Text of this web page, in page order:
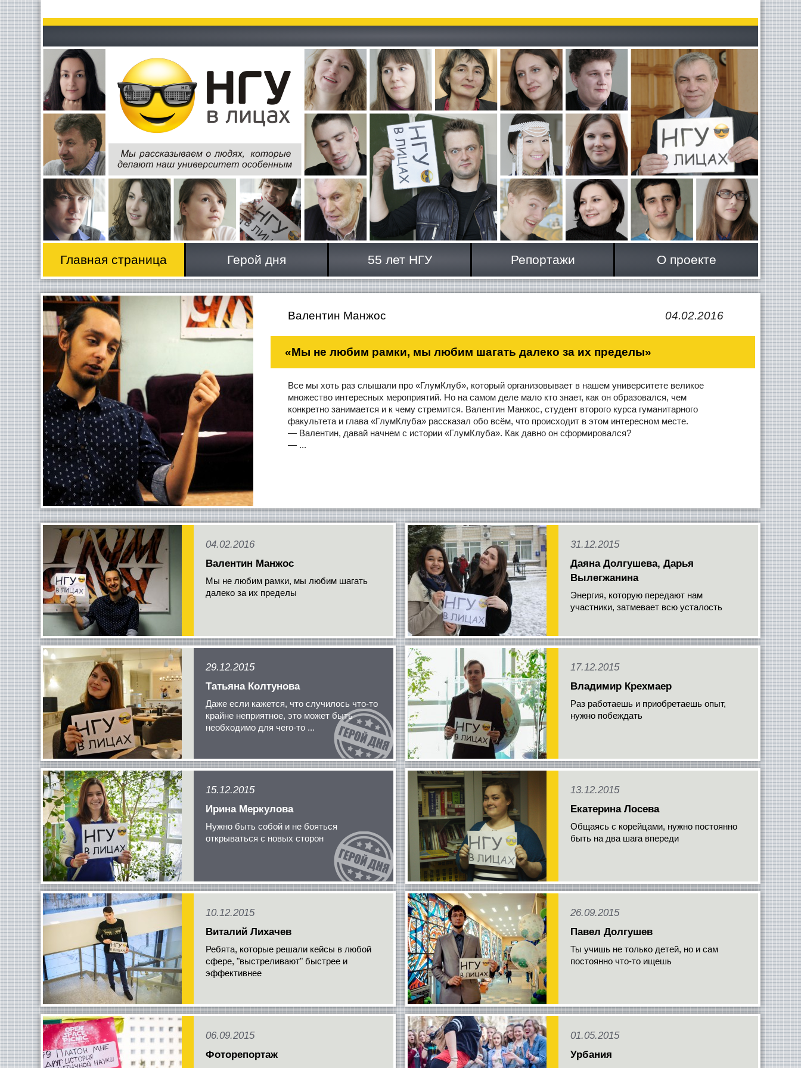
Главная страница Герой дня 55 лет НГУ Репортажи О проекте
Валентин Манжос 04.02.2016
«Мы не любим рамки, мы любим шагать далеко за их пределы»
Все мы хоть раз слышали про «ГлумКлуб», который организовывает в нашем университете великое
множество интересных мероприятий. Но на самом деле мало кто знает, как он образовался, чем
конкретно занимается и к чему стремится. Валентин Манжос, студент второго курса гуманитарного
факультета и глава «ГлумКлуба» рассказал обо всём, что происходит в этом интересном месте.
— Валентин, давай начнем с истории «ГлумКлуба». Как давно он сформировался?
— ...
04.02.2016
Валентин Манжос
Мы не любим рамки, мы любим шагать
далеко за их пределы
31.12.2015
Даяна Долгушева, Дарья
Вылегжанина
Энергия, которую передают нам
участники, затмевает всю усталость
29.12.2015
Татьяна Колтунова
Даже если кажется, что случилось что-то
крайне неприятное, это может быть
необходимо для чего-то ...
17.12.2015
Владимир Крехмаер
Раз работаешь и приобретаешь опыт,
нужно побеждать
15.12.2015
Ирина Меркулова
Нужно быть собой и не бояться
открываться с новых сторон
13.12.2015
Екатерина Лосева
Общаясь с корейцами, нужно постоянно
быть на два шага впереди
10.12.2015
Виталий Лихачев
Ребята, которые решали кейсы в любой
сфере, "выстреливают" быстрее и
эффективнее
26.09.2015
Павел Долгушев
Ты учишь не только детей, но и сам
постоянно что-то ищешь
06.09.2015
Фоторепортаж
01.05.2015
Урбания